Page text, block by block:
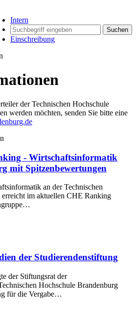
Intern
Suchen
Einschreibung
der Technischen Hochschule
werden möchten, senden Sie bitte eine
- Wirtschaftsinformatik
mit Spitzenbewertungen
an der Technischen
im aktuellen CHE Ranking
der Studierendenstiftung
der Stiftungsrat der
Hochschule Brandenburg
für die Vergabe…